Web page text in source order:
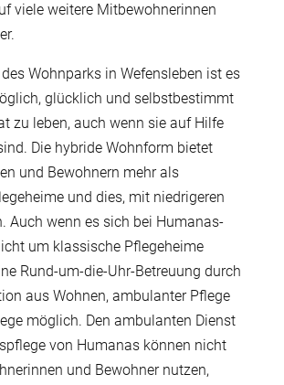
viele weitere Mitbewohnerinnen
Wohnparks in Wefensleben ist es
glücklich und selbstbestimmt
zu leben, auch wenn sie auf Hilfe
Die hybride Wohnform bietet
und Bewohnern mehr als
und dies, mit niedrigeren
Auch wenn es sich bei Humanas-
um klassische Pflegeheime
Rund-um-die-Uhr-Betreuung durch
aus Wohnen, ambulanter Pflege
möglich. Den ambulanten Dienst
von Humanas können nicht
und Bewohner nutzen,